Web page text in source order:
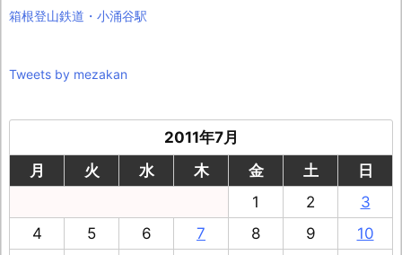
箱根登山鉄道・小涌谷駅
Tweets by mezakan
2011年7月
月
火 水 木 金 土
日
1
2
3
4
5 6 7 8 9
10